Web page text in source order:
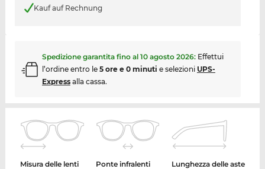
Kauf auf Rechnung
Spedizione garantita fino al 10 agosto 2026: Effettui
l’ordine entro le 5 ore e 0 minuti e selezioni UPS-
Expressalla cassa.
Misura delle lenti
Ponte infralenti
Lunghezza delle aste